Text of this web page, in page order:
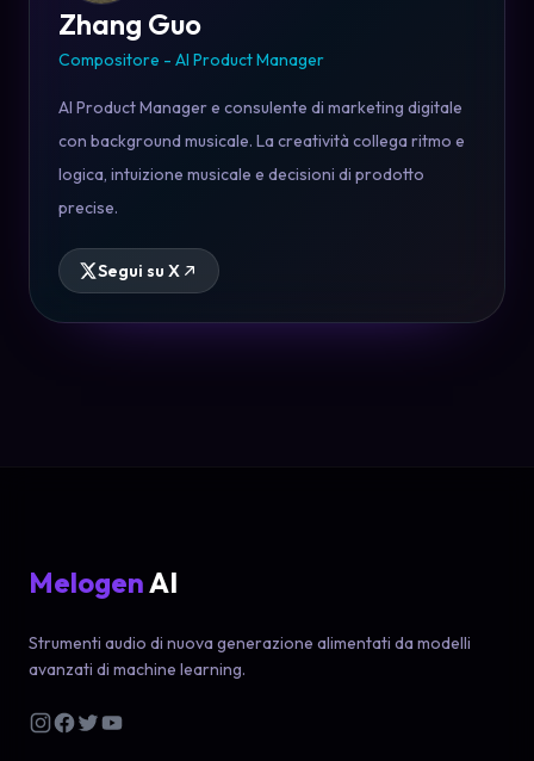
Zhang Guo
Compositore - AI Product Manager
AI Product Manager e consulente di marketing digitale
con background musicale. La creatività collega ritmo e
logica, intuizione musicale e decisioni di prodotto
precise.
Segui su X
MelogenAI
Strumenti audio di nuova generazione alimentati da modelli
avanzati di machine learning.